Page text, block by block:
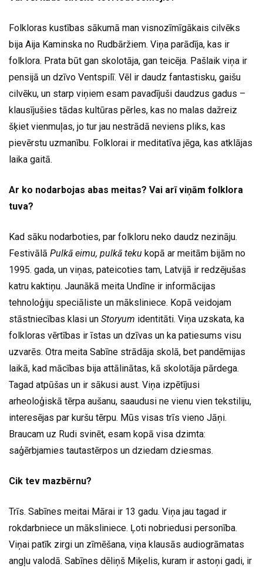
Folkloras kustības sākumā man visnozīmīgākais cilvēks
bija Aija Kaminska no Rudbāržiem. Viņa parādīja, kas ir
folklora. Prata būt gan skolotāja, gan teicēja. Pašlaik viņa ir
pensijā un dzīvo Ventspilī. Vēl ir daudz fantastisku, gaišu
cilvēku, un starp viņiem esam pavadījuši daudzus gadus –
klausījušies tādas kultūras pērles, kas no malas dažreiz
šķiet vienmuļas, jo tur jau nestrādā neviens pliks, kas
pievērstu uzmanību. Folklorai ir meditatīva jēga, kas atklājas
laika gaitā.
Ar ko nodarbojas abas meitas? Vai arī viņām folklora
tuva?
Kad sāku nodarboties, par folkloru neko daudz nezināju.
Festivālā Pulkā eimu, pulkā teku kopā ar meitām bijām no
1995. gada, un viņas, pateicoties tam, Latvijā ir redzējušas
katru kaktiņu. Jaunākā meita Undīne ir informācijas
tehnoloģiju speciāliste un māksliniece. Kopā veidojam
stāstniecības klasi un Storyum identitāti. Viņa uzskata, ka
folkloras vērtības ir īstas un dzīvas un ka patiesums visu
uzvarēs. Otra meita Sabīne strādāja skolā, bet pandēmijas
laikā, kad mācības bija attālinātas, kā skolotāja pārdega.
Tagad atpūšas un ir sākusi aust. Viņa izpētījusi
arheoloģiskā tērpa aušanu, saaudusi ne vienu vien tekstiliju,
interesējas par kuršu tērpu. Mūs visas trīs vieno Jāņi.
Braucam uz Rudi svinēt, esam kopā visa dzimta:
saģērbjamies tautastērpos un dziedam dziesmas.
Cik tev mazbērnu?
Trīs. Sabīnes meitai Mārai ir 13 gadu. Viņa jau tagad ir
rokdarbniece un māksliniece. Ļoti nobriedusi personība.
Viņai patīk zirgi un zīmēšana, viņa klausās audiogrāmatas
angļu valodā. Sabīnes dēliņš Miķelis, kuram ir astoņi gadi, ir